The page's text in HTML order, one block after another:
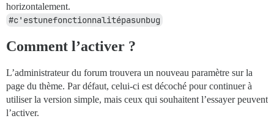
horizontalement.
#c'estunefonctionnalitépasunbug
Comment l’activer ?
L’administrateur du forum trouvera un nouveau paramètre sur la
page du thème. Par défaut, celui-ci est décoché pour continuer à
utiliser la version simple, mais ceux qui souhaitent l’essayer peuvent
l’activer.